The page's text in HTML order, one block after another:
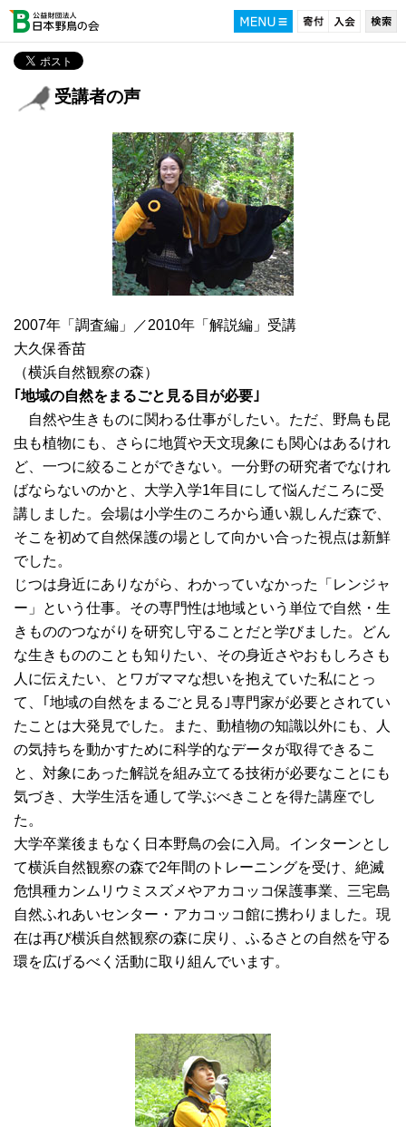
受講者の声
2007年「調査編」／2010年「解説編」受講
大久保香苗
（横浜自然観察の森）
｢地域の自然をまるごと見る目が必要｣
自然や生きものに関わる仕事がしたい。ただ、野鳥も昆
虫も植物にも、さらに地質や天文現象にも関心はあるけれ
ど、一つに絞ることができない。一分野の研究者でなけれ
ばならないのかと、大学入学1年目にして悩んだころに受
講しました。会場は小学生のころから通い親しんだ森で、
そこを初めて自然保護の場として向かい合った視点は新鮮
でした。
じつは身近にありながら、わかっていなかった「レンジャ
ー」という仕事。その専門性は地域という単位で自然・生
きもののつながりを研究し守ることだと学びました。どん
な生きもののことも知りたい、その身近さやおもしろさも
人に伝えたい、とワガママな想いを抱えていた私にとっ
て、｢地域の自然をまるごと見る｣専門家が必要とされてい
たことは大発見でした。また、動植物の知識以外にも、人
の気持ちを動かすために科学的なデータが取得できるこ
と、対象にあった解説を組み立てる技術が必要なことにも
気づき、大学生活を通して学ぶべきことを得た講座でし
た。
大学卒業後まもなく日本野鳥の会に入局。インターンとし
て横浜自然観察の森で2年間のトレーニングを受け、絶滅
危惧種カンムリウミスズメやアカコッコ保護事業、三宅島
自然ふれあいセンター・アカコッコ館に携わりました。現
在は再び横浜自然観察の森に戻り、ふるさとの自然を守る
環を広げるべく活動に取り組んでいます。